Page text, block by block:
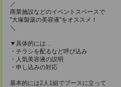
／
商業施設などのイベントスペースで
"大塚製薬の美容液"をオススメ！
＼
▼具体的には…
・チラシを配るなど呼び込み
・人気美容液の説明
・申し込みの対応
基本的には2人1組でブースに立って